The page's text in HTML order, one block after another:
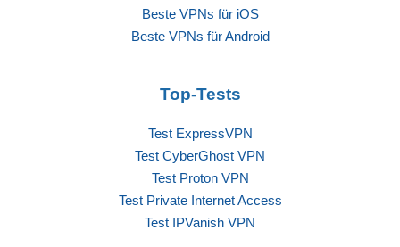
Beste VPNs für iOS
Beste VPNs für Android
Top-Tests
Test ExpressVPN
Test CyberGhost VPN
Test Proton VPN
Test Private Internet Access
Test IPVanish VPN